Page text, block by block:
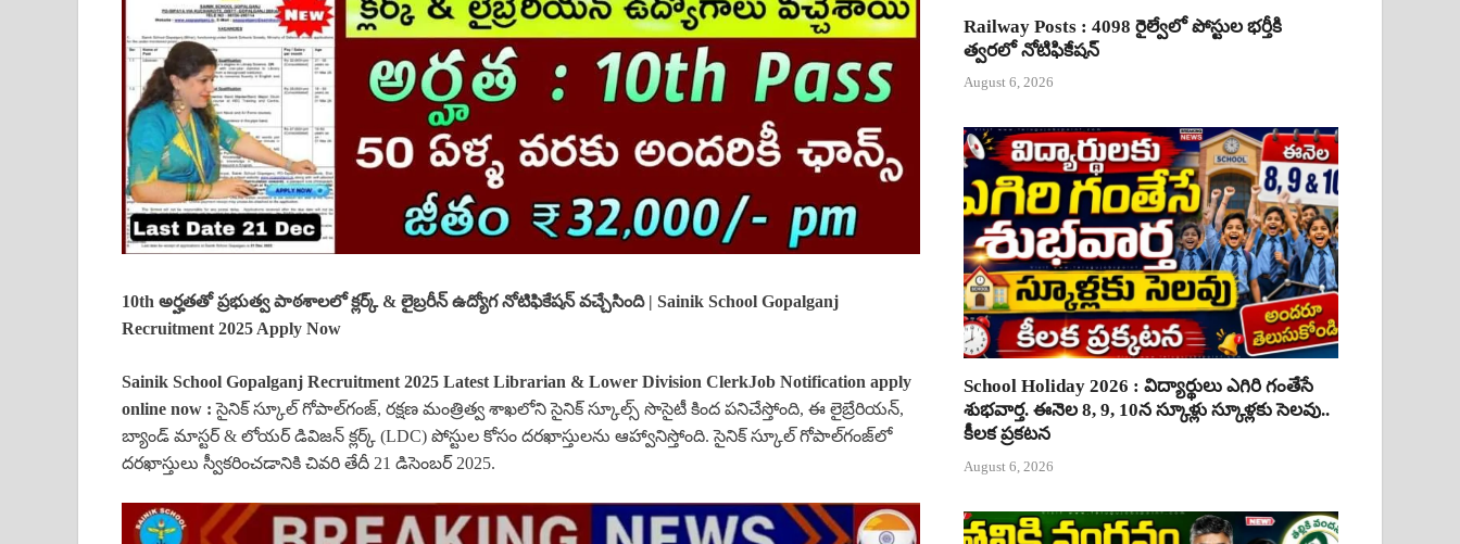
10th అర్హతతో ప్రభుత్వ పాఠశాలలో క్లర్క్ & లైబ్రరీన్ ఉద్యోగ నోటిఫికేషన్ వచ్చేసింది | Sainik School Gopalganj
Recruitment 2025 Apply Now
Sainik School Gopalganj Recruitment 2025 Latest Librarian & Lower Division ClerkJob Notification apply
online now :సైనిక్ స్కూల్ గోపాల్‌గంజ్, రక్షణ మంత్రిత్వ శాఖలోని సైనిక్ స్కూల్స్ సొసైటీ కింద పనిచేస్తోంది, ఈ లైబ్రేరియన్,
బ్యాండ్ మాస్టర్ & లోయర్ డివిజన్ క్లర్క్ (LDC) పోస్టుల కోసం దరఖాస్తులను ఆహ్వానిస్తోంది. సైనిక్ స్కూల్ గోపాల్‌గంజ్‌లో
దరఖాస్తులు స్వీకరించడానికి చివరి తేదీ 21 డిసెంబర్ 2025.
Railway Posts : 4098 రైల్వేలో పోస్టుల భర్తీకి
త్వరలో నోటిఫికేషన్
August 6, 2026
School Holiday 2026 : విద్యార్థులు ఎగిరి గంతేసే
శుభవార్త. ఈనెల 8, 9, 10న స్కూళ్లు స్కూళ్లకు సెలవు..
కీలక ప్రకటన
August 6, 2026